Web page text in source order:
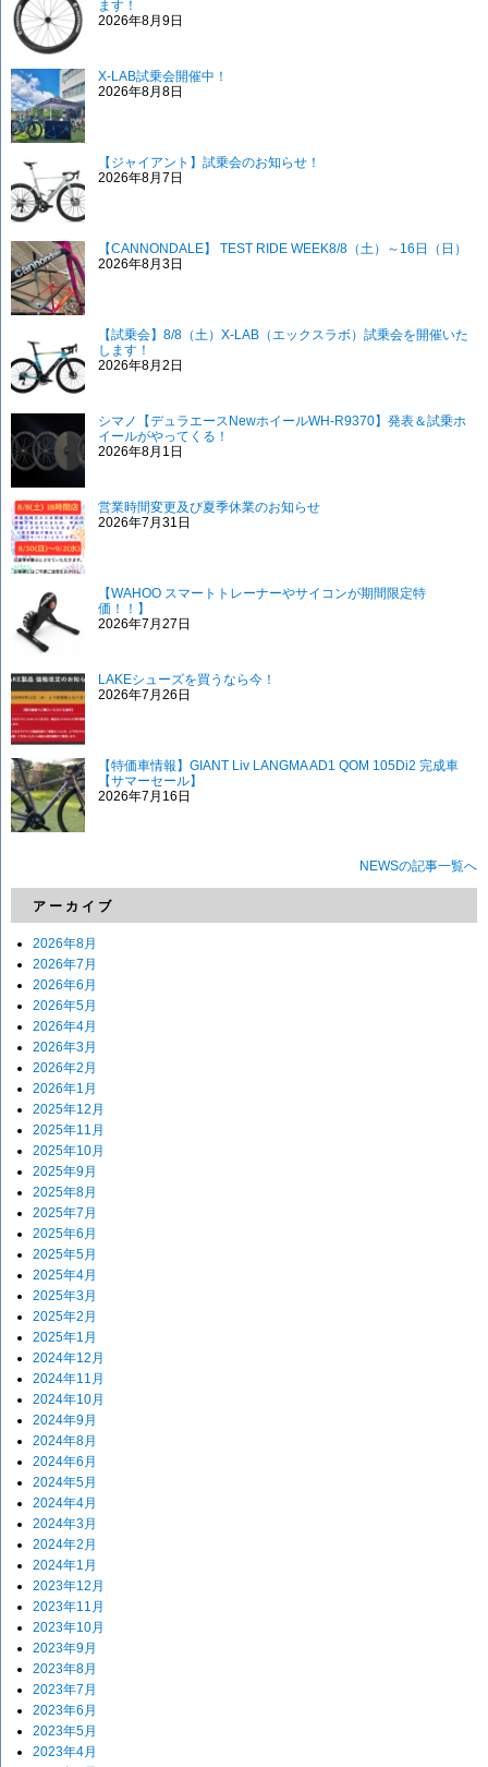
ます！
2026年8月9日
X-LAB試乗会開催中！
2026年8月8日
【ジャイアント】試乗会のお知らせ！
2026年8月7日
【CANNONDALE】 TEST RIDE WEEK8/8（土）～16日（日）
2026年8月3日
【試乗会】8/8（土）X-LAB（エックスラボ）試乗会を開催いた
します！
2026年8月2日
シマノ【デュラエースNewホイールWH-R9370】発表＆試乗ホ
イールがやってくる！
2026年8月1日
営業時間変更及び夏季休業のお知らせ
2026年7月31日
【WAHOO スマートトレーナーやサイコンが期間限定特
価！！】
2026年7月27日
LAKEシューズを買うなら今！
2026年7月26日
【特価車情報】GIANT Liv LANGMA AD1 QOM 105Di2 完成車
【サマーセール】
2026年7月16日
NEWSの記事一覧へ
アーカイブ
2026年8月
2026年7月
2026年6月
2026年5月
2026年4月
2026年3月
2026年2月
2026年1月
2025年12月
2025年11月
2025年10月
2025年9月
2025年8月
2025年7月
2025年6月
2025年5月
2025年4月
2025年3月
2025年2月
2025年1月
2024年12月
2024年11月
2024年10月
2024年9月
2024年8月
2024年6月
2024年5月
2024年4月
2024年3月
2024年2月
2024年1月
2023年12月
2023年11月
2023年10月
2023年9月
2023年8月
2023年7月
2023年6月
2023年5月
2023年4月